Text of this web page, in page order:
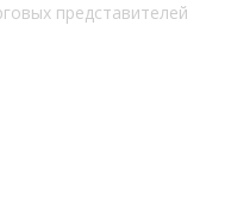
представителей